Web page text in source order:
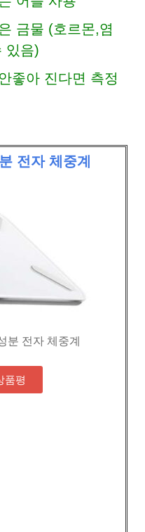
금물 (호르몬,염
있음)
좋아 진다면 측정
전자 체중계
분 전자 체중계
품평